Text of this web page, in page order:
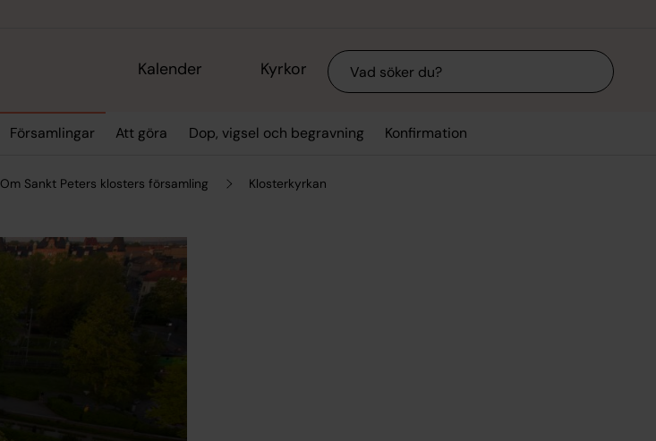
Kalender Kyrkor Sök
Församlingar Att göra Dop, vigsel och begravning Konfirmation
Om Sankt Peters klosters församling Klosterkyrkan